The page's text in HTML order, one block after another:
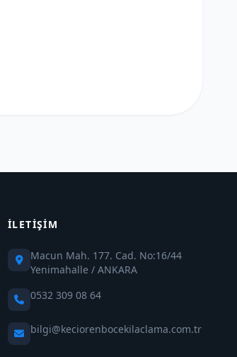
İLETIŞIM
Macun Mah. 177. Cad. No:16/44
Yenimahalle / ANKARA
0532 309 08 64
bilgi@keciorenbocekilaclama.com.tr